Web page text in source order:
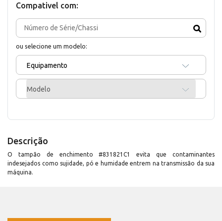
Compativel com:
ou selecione um modelo:
Equipamento
Modelo
Descrição
O tampão de enchimento #831821C1 evita que contaminantes
indesejados como sujidade, pó e humidade entrem na transmissão da sua
máquina.